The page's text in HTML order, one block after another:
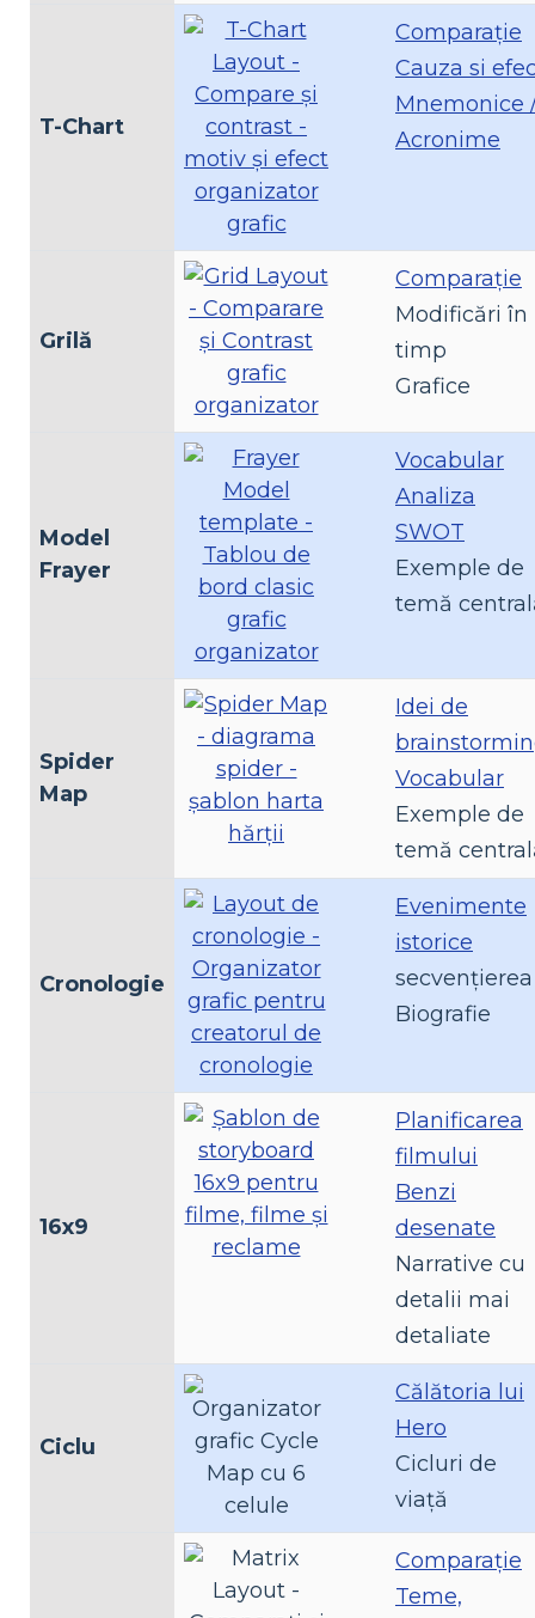
T-Chart
Comparaţie
Cauza si
Mnemonice
Acronime
Grilă
Comparaţie
Modificări în
timp
Grafice
Model
Frayer
Vocabular
Analiza
SWOT
Exemple de
temă
Spider
Map
Idei de
Vocabular
Exemple de
temă
Cronologie
Evenimente
istorice
secvenţierea
Biografie
16x9
Planificarea
filmului
Benzi
desenate
Narrative cu
detalii mai
detaliate
Ciclu
Călătoria lui
Hero
Cicluri de
viață
Comparaţie
Teme,